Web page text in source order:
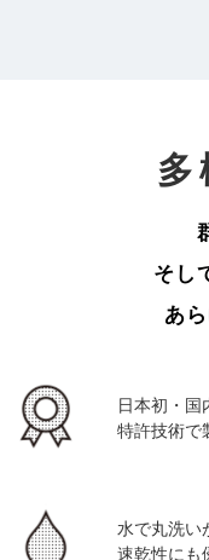
そし
あ
日本初・国
特許技術で
水で丸洗い
速乾性にも